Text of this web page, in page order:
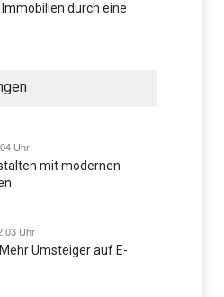
durch eine
Uhr
mit modernen
Uhr
Umsteiger auf E-